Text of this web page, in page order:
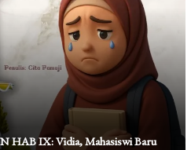
HAB IX: Vidia, Mahasiswi Baru